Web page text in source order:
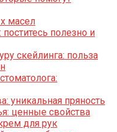
масел
полезно и
скейлинга: польза
уникальная пряность
ценные свойства
для рук